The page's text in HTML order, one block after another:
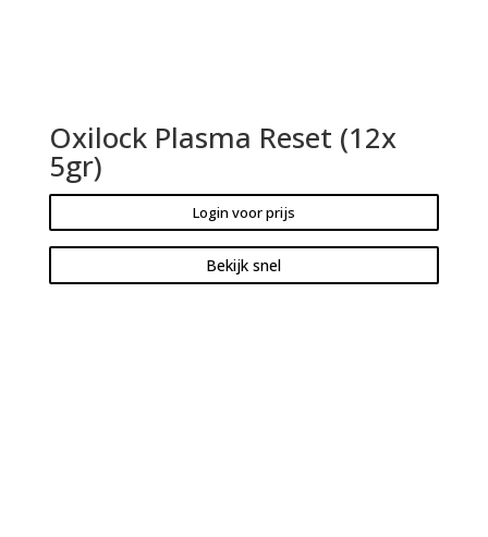
Oxilock Plasma Reset (12x
5gr)
Login voor prijs
Bekijk snel